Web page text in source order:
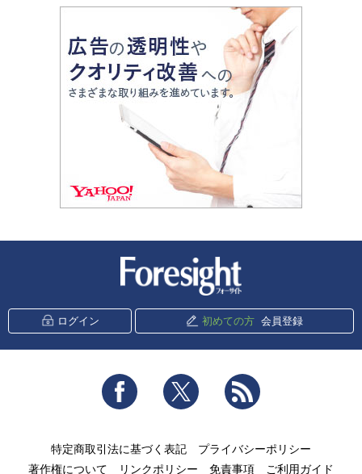
ログイン 初めての方 会員登録
Facebook Twitter
特定商取引法に基づく表記
プライバシーポリシー
著作権について
リンクポリシー 免責事項 ご利用ガイド